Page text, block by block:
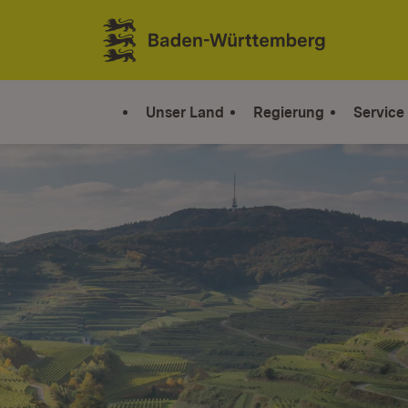
Zum Inhalt springen
Link zur Startseite
Unser Land Regierung Service